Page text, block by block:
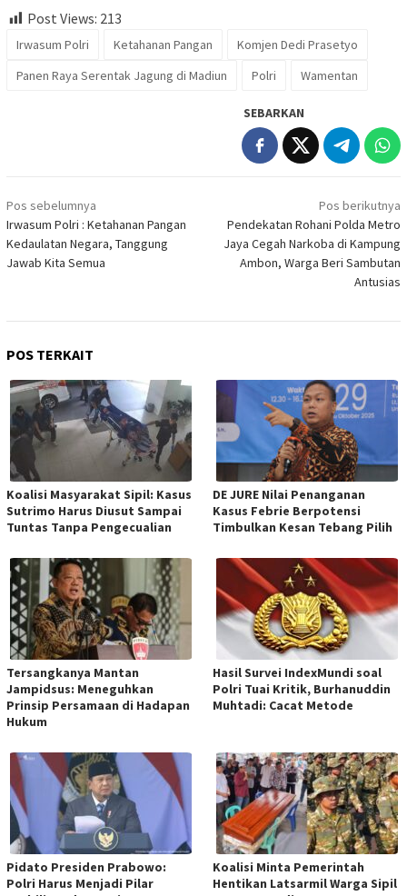
Post Views: 213
Irwasum Polri Ketahanan Pangan
Komjen Dedi Prasetyo
Panen Raya Serentak Jagung di Madiun
Polri Wamentan
SEBARKAN
Navigasi
pos
Pos sebelumnya
Irwasum Polri : Ketahanan Pangan
Kedaulatan Negara, Tanggung
Jawab Kita Semua
Pos berikutnya
Pendekatan Rohani Polda Metro
Jaya Cegah Narkoba di Kampung
Ambon, Warga Beri Sambutan
Antusias
POS TERKAIT
Koalisi Masyarakat Sipil: Kasus
Sutrimo Harus Diusut Sampai
Tuntas Tanpa Pengecualian
DE JURE Nilai Penanganan
Kasus Febrie Berpotensi
Timbulkan Kesan Tebang Pilih
Tersangkanya Mantan
Jampidsus: Meneguhkan
Prinsip Persamaan di Hadapan
Hukum
Hasil Survei IndexMundi soal
Polri Tuai Kritik, Burhanuddin
Muhtadi: Cacat Metode
Pidato Presiden Prabowo:
Polri Harus Menjadi Pilar
Koalisi Minta Pemerintah
Hentikan Latsarmil Warga Sipil